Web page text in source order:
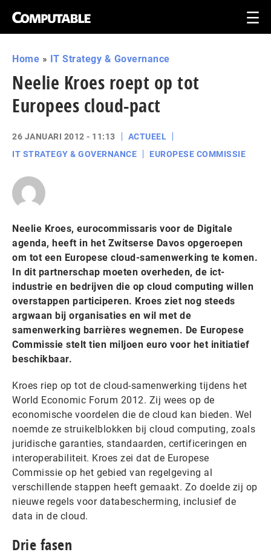
Home » IT Strategy & Governance
Neelie Kroes roept op tot
Europees cloud-pact
26 JANUARI 2012 - 11:13
ACTUEEL
IT STRATEGY & GOVERNANCE
EUROPESE COMMISSIE
Neelie Kroes, eurocommissaris voor de Digitale
agenda, heeft in het Zwitserse Davos opgeroepen
om tot een Europese cloud-samenwerking te komen.
In dit partnerschap moeten overheden, de ict-
industrie en bedrijven die op cloud computing willen
overstappen participeren. Kroes ziet nog steeds
argwaan bij organisaties en wil met de
samenwerking barrières wegnemen. De Europese
Commissie stelt tien miljoen euro voor het initiatief
beschikbaar.
Kroes riep op tot de cloud-samenwerking tijdens het
World Economic Forum 2012. Zij wees op de
economische voordelen die de cloud kan bieden. Wel
noemde ze struikelblokken bij cloud computing, zoals
juridische garanties, standaarden, certificeringen en
interoperabiliteit. Kroes zei dat de Europese
Commissie op het gebied van regelgeving al
verschillende stappen heeft gemaakt. Zo doelde zij op
nieuwe regels voor databescherming, inclusief de
data in de cloud.
Drie fasen